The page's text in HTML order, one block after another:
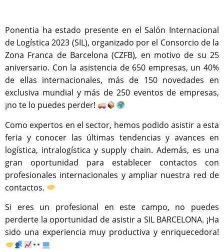
Ponentia ha estado presente en el Salón Internacional
de Logística 2023 (SIL), organizado por el Consorcio de la
Zona Franca de Barcelona (CZFB), en motivo de su 25
aniversario. Con la asistencia de 650 empresas, un 40%
de ellas internacionales, más de 150 novedades en
exclusiva mundial y más de 250 eventos de empresas,
¡no te lo puedes perder!
Como expertos en el sector, hemos podido asistir a esta
feria y conocer las últimas tendencias y avances en
logística, intralogística y supply chain. Además, es una
gran oportunidad para establecer contactos con
profesionales internacionales y ampliar nuestra red de
contactos.
Si eres un profesional en este campo, no puedes
perderte la oportunidad de asistir a SIL BARCELONA. ¡Ha
sido una experiencia muy productiva y enriquecedora!